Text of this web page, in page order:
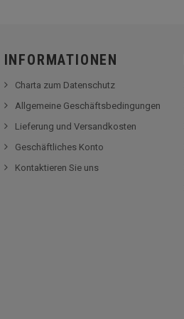
INFORMATIONEN
Charta zum Datenschutz
Allgemeine Geschäftsbedingungen
Lieferung und Versandkosten
Geschäftliches Konto
Kontaktieren Sie uns